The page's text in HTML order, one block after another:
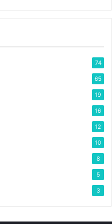
74
65
19
16
12
10
8
5
3